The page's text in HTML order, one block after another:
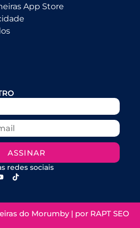
App Store
ASSINAR
redes sociais
do Morumby | por RAPT SEO